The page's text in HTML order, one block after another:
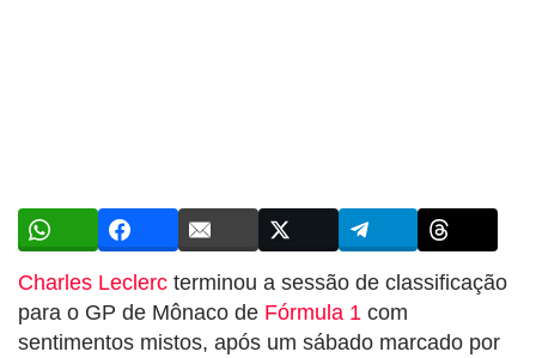
Charles Leclerc terminou a sessão de classificação
para o GP de Mônaco de Fórmula 1 com
sentimentos mistos, após um sábado marcado por